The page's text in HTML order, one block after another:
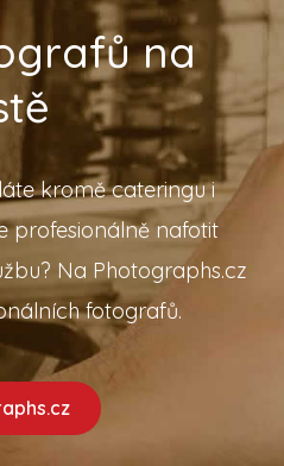
na
kromě cateringu i
profesionálně nafotit
Na Photographs.cz
fotografů.